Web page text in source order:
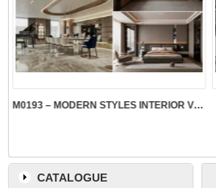
M0193 – MODERN STYLES INTERIOR VOL.5
CATALOGUE